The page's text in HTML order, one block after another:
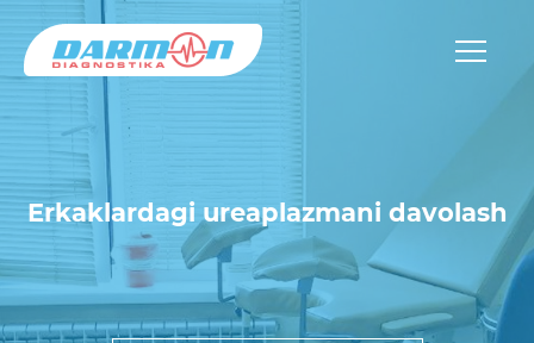
Erkaklardagi ureaplazmani davolash